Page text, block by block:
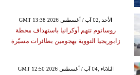
GMT 13:38 2026 الأحد ,02 آب / أغسطس
روساتوم تتهم أوكرانيا باستهداف محطة
زابوريجيا النووية بهجومين بطائرات مسيّرة
GMT 12:50 2026 الثلاثاء ,04 آب / أغسطس